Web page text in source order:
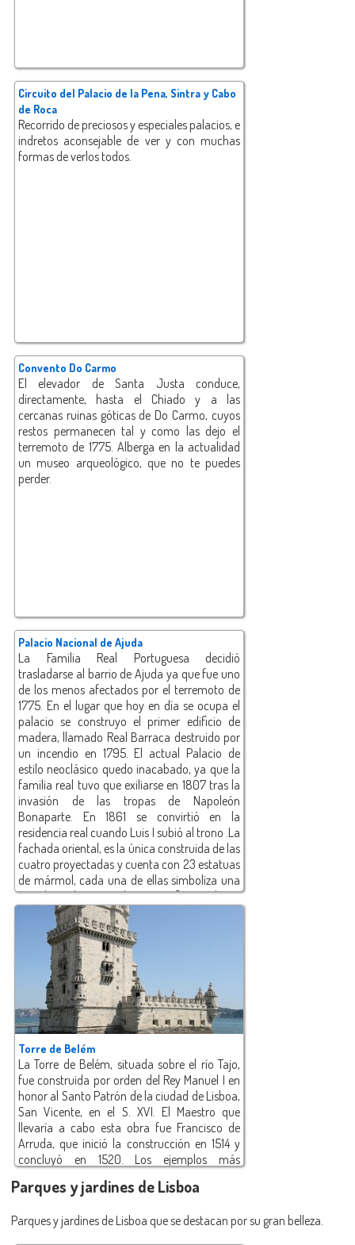
Circuito del Palacio de la Pena, Sintra y Cabo
de Roca
Recorrido de preciosos y especiales palacios, e
indretos aconsejable de ver y con muchas
formas de verlos todos.
Convento Do Carmo
El elevador de Santa Justa conduce,
directamente, hasta el Chiado y a las
cercanas ruinas góticas de Do Carmo, cuyos
restos permanecen tal y como las dejo el
terremoto de 1775. Alberga en la actualidad
un museo arqueológico, que no te puedes
perder.
Palacio Nacional de Ajuda
La Familia Real Portuguesa decidió
trasladarse al barrio de Ajuda ya que fue uno
de los menos afectados por el terremoto de
1775. En el lugar que hoy en día se ocupa el
palacio se construyo el primer edificio de
madera, llamado Real Barraca destruido por
un incendio en 1795. El actual Palacio de
estilo neoclásico quedo inacabado, ya que la
familia real tuvo que exiliarse en 1807 tras la
invasión de las tropas de Napoleón
Bonaparte. En 1861 se convirtió en la
residencia real cuando Luis I subió al trono .La
fachada oriental, es la única construida de las
cuatro proyectadas y cuenta con 23 estatuas
de mármol, cada una de ellas simboliza una
virtud.En el interior los magníficos salones
están ricamente decorados, con muebles
estilo Luis XVI y XVI, con magníficos tapices,
alfombras, porcelanas y pinturas de gran
valor. Actualmente , en el Palacio Nacional de
Ajuda de celebran las ceremonias más
significativas relacionadas con la Presidencia
de la República. También es la sede de la
Biblioteca nacional de Ajuda y Ministerio de
Cultura.
Torre de Belém
La Torre de Belém, situada sobre el río Tajo,
fue construida por orden del Rey Manuel I en
honor al Santo Patrón de la ciudad de Lisboa,
San Vicente, en el S. XVI. El Maestro que
llevaría a cabo esta obra fue Francisco de
Arruda, que inició la construcción en 1514 y
concluyó en 1520. Los ejemplos más
arquitectura, las delicadas formas y las
dos torres los ejemplos más claros de esta
Parques y jardines de Lisboa
Parques y jardines de Lisboa que se destacan por su gran belleza.